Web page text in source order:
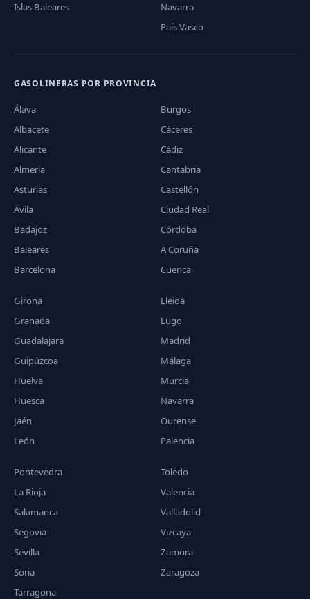
Islas Baleares
Navarra
País Vasco
GASOLINERAS POR PROVINCIA
Álava
Albacete
Alicante
Almería
Asturias
Ávila
Badajoz
Baleares
Barcelona
Burgos
Cáceres
Cádiz
Cantabria
Castellón
Ciudad Real
Córdoba
A Coruña
Cuenca
Girona
Granada
Guadalajara
Guipúzcoa
Huelva
Huesca
Jaén
León
Lleida
Lugo
Madrid
Málaga
Murcia
Navarra
Ourense
Palencia
Pontevedra
La Rioja
Salamanca
Segovia
Sevilla
Soria
Tarragona
Toledo
Valencia
Valladolid
Vizcaya
Zamora
Zaragoza